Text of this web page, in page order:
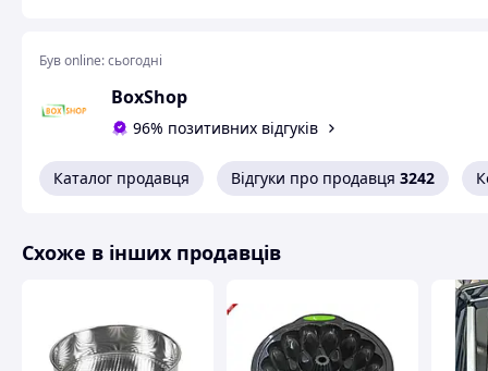
Був online:сьогодні
BoxShop
96% позитивних відгуків
Каталог продавця Відгуки про продавця 3242
Схоже в інших продавців